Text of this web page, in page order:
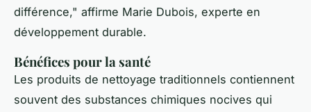
différence," affirme Marie Dubois, experte en
développement durable.
Bénéfices pour la santé
Les produits de nettoyage traditionnels contiennent
souvent des substances chimiques nocives qui